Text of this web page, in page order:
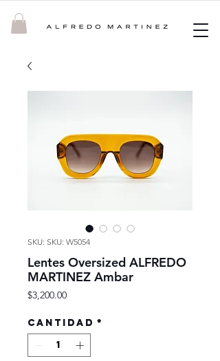
SKU: SKU: W5054
Lentes Oversized ALFREDO
MARTINEZ Ambar
$3,200.00Precio
Cantidad *